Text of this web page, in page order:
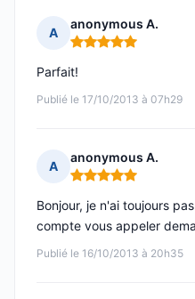
A
anonymous A.
Note : 5 sur 5
Publié le 17/10/2013 à 07h29
Parfait!
A
anonymous A.
Note : 5 sur 5
Publié le 16/10/2013 à 20h35
Bonjour, je n'ai toujours
compte vous appeler